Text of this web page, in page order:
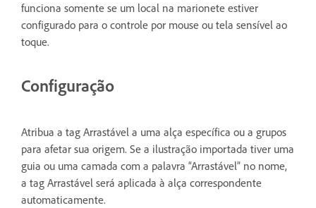
funciona somente se um local na marionete estiver
configurado para o controle por mouse ou tela sensível ao
toque.
Configuração
Atribua a tag Arrastável a uma alça específica ou a grupos
para afetar sua origem. Se a ilustração importada tiver uma
guia ou uma camada com a palavra “Arrastável” no nome,
a tag Arrastável será aplicada à alça correspondente
automaticamente.